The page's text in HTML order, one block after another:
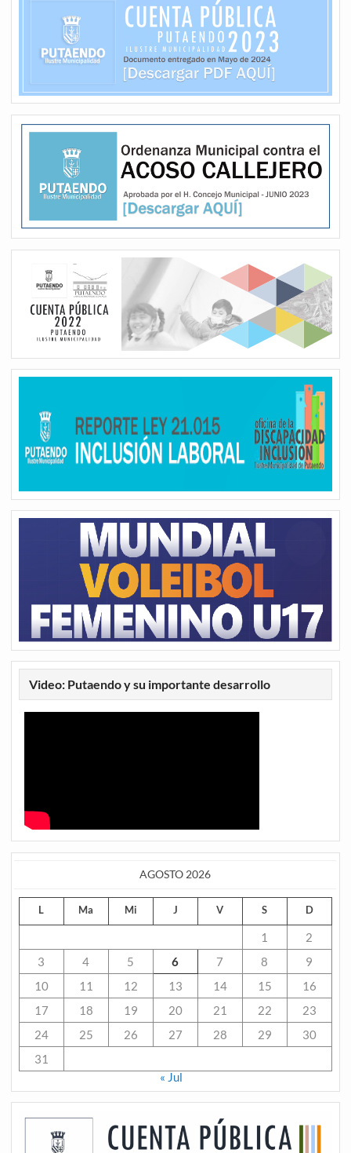
Video: Putaendo y su importante desarrollo
AGOSTO 2026
L Ma Mi J V S D
1
2
3
4 5 6 7 8
9
10
11 12 13 14 15
16
17
18 19 20 21 22
23
24
25 26 27 28 29
30
31
« Jul